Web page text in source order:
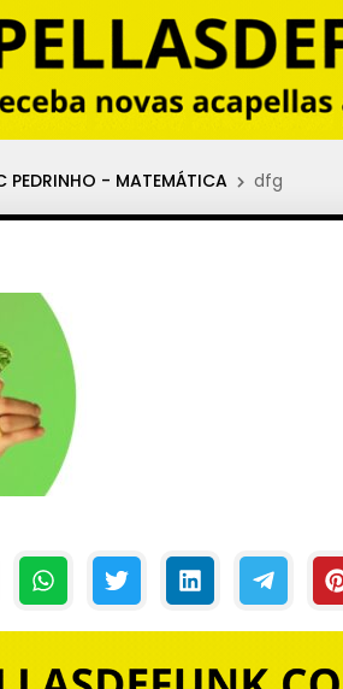
PEDRINHO - MATEMÁTICA dfg